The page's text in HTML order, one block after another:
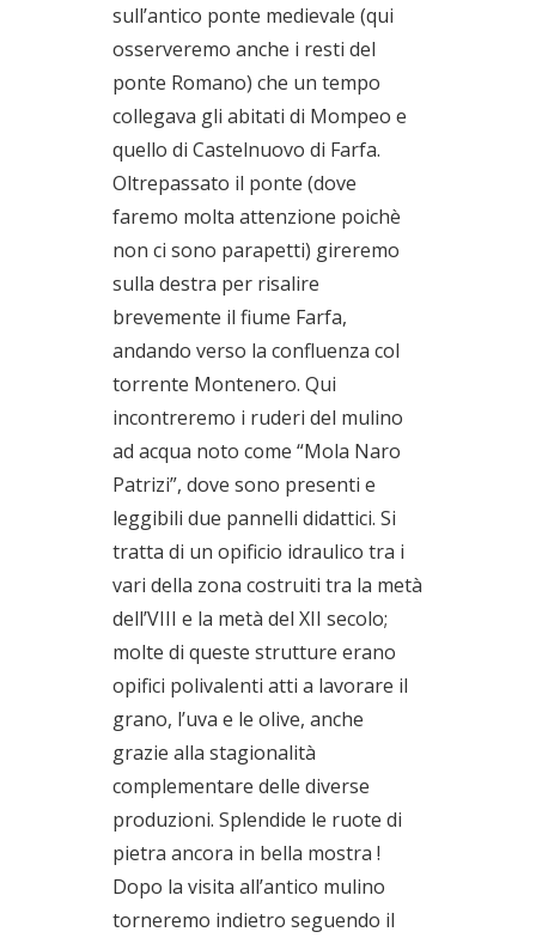
sull’antico ponte medievale (qui
osserveremo anche i resti del
ponte Romano) che un tempo
collegava gli abitati di Mompeo e
quello di Castelnuovo di Farfa.
Oltrepassato il ponte (dove
faremo molta attenzione poichè
non ci sono parapetti) gireremo
sulla destra per risalire
brevemente il fiume Farfa,
andando verso la confluenza col
torrente Montenero. Qui
incontreremo i ruderi del mulino
ad acqua noto come “Mola Naro
Patrizi”, dove sono presenti e
leggibili due pannelli didattici. Si
tratta di un opificio idraulico tra i
vari della zona costruiti tra la metà
dell’VIII e la metà del XII secolo;
molte di queste strutture erano
opifici polivalenti atti a lavorare il
grano, l’uva e le olive, anche
grazie alla stagionalità
complementare delle diverse
produzioni. Splendide le ruote di
pietra ancora in bella mostra !
Dopo la visita all’antico mulino
torneremo indietro seguendo il